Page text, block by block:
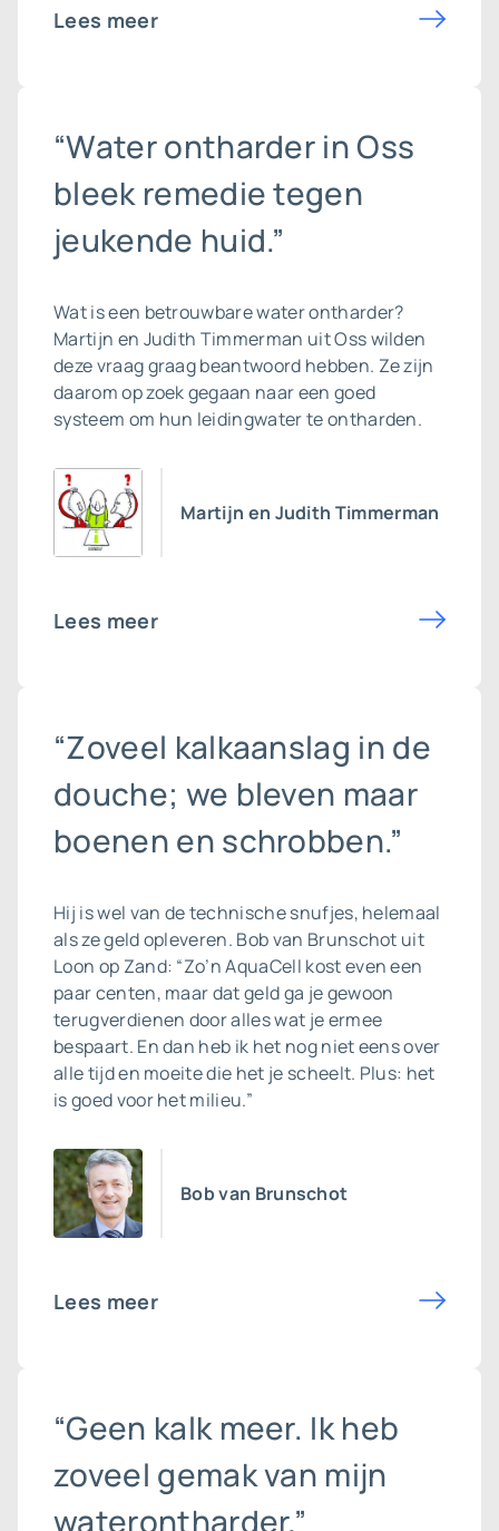
Lees meer
“Water ontharder in Oss
bleek remedie tegen
jeukende huid.”
Wat is een betrouwbarewater ontharder?
Martijn en Judith Timmerman uit Oss wilden
deze vraag graag beantwoord hebben. Ze zijn
daarom op zoek gegaan naar een goed
systeem om hun leidingwater te ontharden.
Martijn en Judith Timmerman
Lees meer
“Zoveel kalkaanslag in de
douche; we bleven maar
boenen en schrobben.”
Hij is wel van de technische snufjes, helemaal
als ze geld opleveren. Bob van Brunschot uit
Loon op Zand: “Zo’n AquaCell kost even een
paar centen, maar dat geld ga je gewoon
terugverdienen door alles wat je ermee
bespaart. En dan heb ik het nog niet eens over
alle tijd en moeite die het je scheelt. Plus: het
is goed voor het milieu.”
Bob van Brunschot
Lees meer
“Geen kalk meer. Ik heb
zoveel gemak van mijn
waterontharder.”